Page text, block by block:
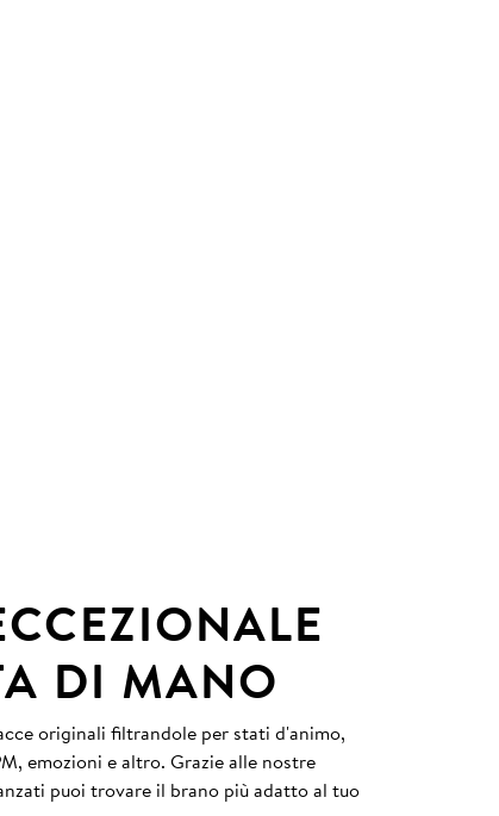
DI MANO
originali filtrandole per stati d'animo,
emozioni e altro. Grazie alle nostre
puoi trovare il brano più adatto al tuo